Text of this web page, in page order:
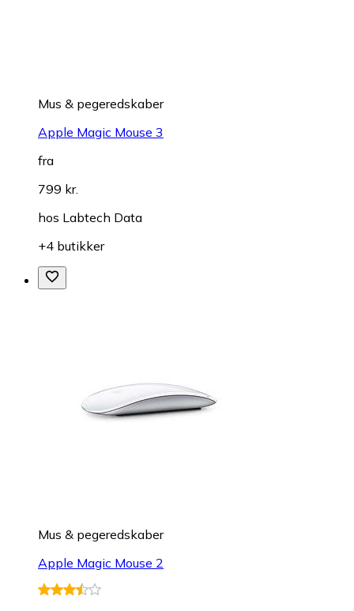
Mus & pegeredskaber
Apple Magic Mouse 3
fra
799 kr.
hos Labtech Data
+4 butikker
Mus & pegeredskaber
Apple Magic Mouse 2